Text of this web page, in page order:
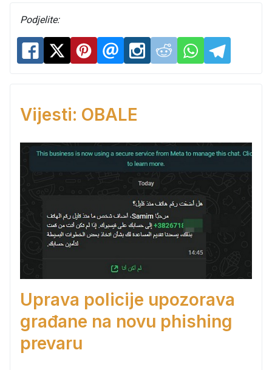
Podjelite:
Vijesti: OBALE
Uprava policije upozorava
građane na novu phishing
prevaru